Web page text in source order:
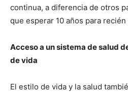
continua, a diferencia de otros
que esperar 10 años para recién
Acceso a un sistema de salud
de vida
El estilo de vida y la salud